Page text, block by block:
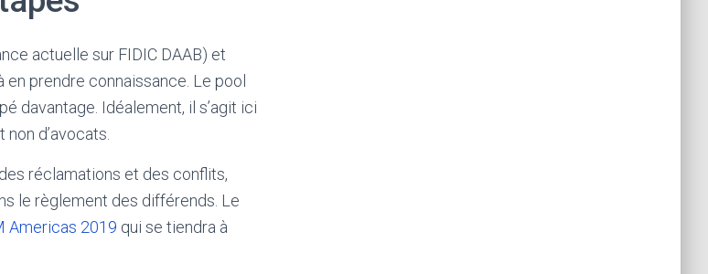
actuelle sur FIDIC DAAB) et
prendre connaissance. Le pool
davantage. Idéalement, il s’agit ici
d’avocats.
réclamations et des conflits,
le règlement des différends. Le
Americas 2019 qui se tiendra à